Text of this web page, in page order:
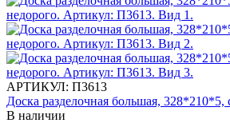
АРТИКУЛ: П3613
Доска разделочная большая, 328*210*5,
В наличии